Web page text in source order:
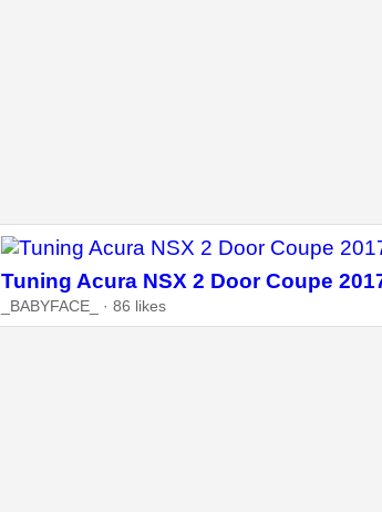
Tuning Acura NSX 2 Door Coupe
_BABYFACE_ · 86 likes